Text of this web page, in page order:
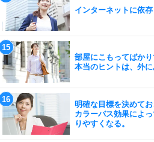
インターネットに依
部屋にこもってばか
本当のヒントは、外に
明確な目標を決めてお
カラーバス効果によ
りやすくなる。